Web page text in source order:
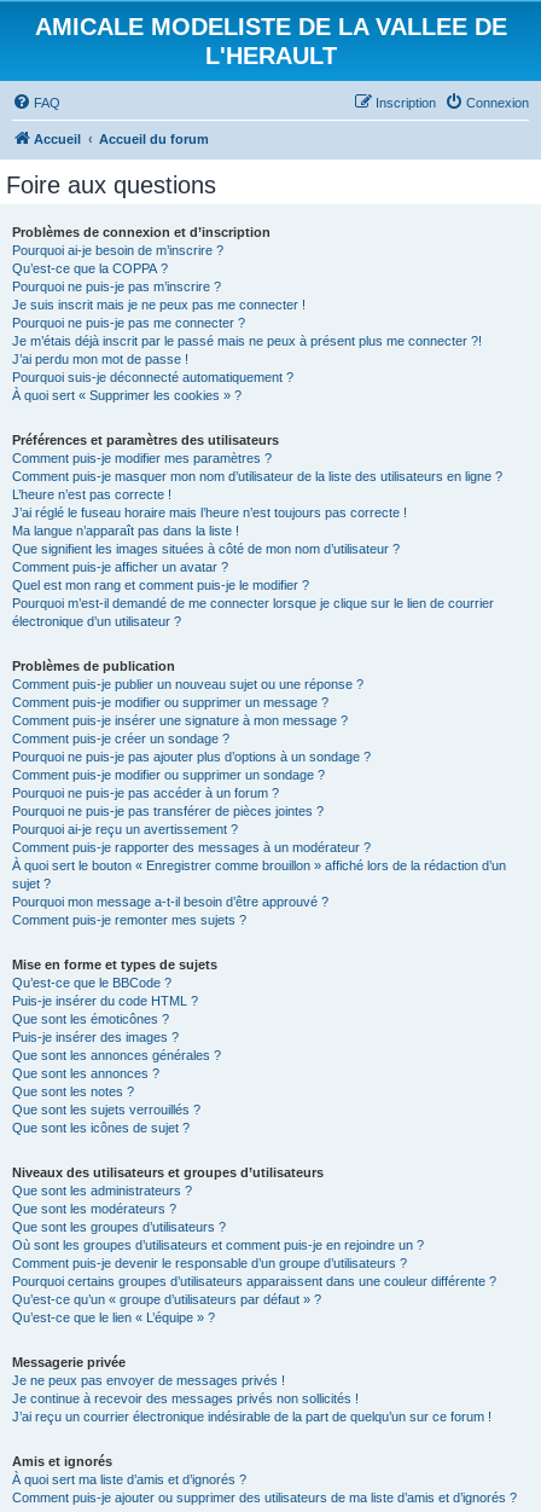
AMICALE MODELISTE DE LA VALLEE DE
L'HERAULT
FAQ Connexion
Inscription
Accueil Accueil du forum
Foire aux questions
Problèmes de connexion et d’inscription
Pourquoi ai-je besoin de m’inscrire ?
Qu’est-ce que la COPPA ?
Pourquoi ne puis-je pas m’inscrire ?
Je suis inscrit mais je ne peux pas me connecter !
Pourquoi ne puis-je pas me connecter ?
Je m’étais déjà inscrit par le passé mais ne peux à présent plus me connecter ?!
J’ai perdu mon mot de passe !
Pourquoi suis-je déconnecté automatiquement ?
À quoi sert « Supprimer les cookies » ?
Préférences et paramètres des utilisateurs
Comment puis-je modifier mes paramètres ?
Comment puis-je masquer mon nom d’utilisateur de la liste des utilisateurs en ligne ?
L’heure n’est pas correcte !
J’ai réglé le fuseau horaire mais l’heure n’est toujours pas correcte !
Ma langue n’apparaît pas dans la liste !
Que signifient les images situées à côté de mon nom d’utilisateur ?
Comment puis-je afficher un avatar ?
Quel est mon rang et comment puis-je le modifier ?
Pourquoi m’est-il demandé de me connecter lorsque je clique sur le lien de courrier
électronique d’un utilisateur ?
Problèmes de publication
Comment puis-je publier un nouveau sujet ou une réponse ?
Comment puis-je modifier ou supprimer un message ?
Comment puis-je insérer une signature à mon message ?
Comment puis-je créer un sondage ?
Pourquoi ne puis-je pas ajouter plus d’options à un sondage ?
Comment puis-je modifier ou supprimer un sondage ?
Pourquoi ne puis-je pas accéder à un forum ?
Pourquoi ne puis-je pas transférer de pièces jointes ?
Pourquoi ai-je reçu un avertissement ?
Comment puis-je rapporter des messages à un modérateur ?
À quoi sert le bouton « Enregistrer comme brouillon » affiché lors de la rédaction d’un
sujet ?
Pourquoi mon message a-t-il besoin d’être approuvé ?
Comment puis-je remonter mes sujets ?
Mise en forme et types de sujets
Qu’est-ce que le BBCode ?
Puis-je insérer du code HTML ?
Que sont les émoticônes ?
Puis-je insérer des images ?
Que sont les annonces générales ?
Que sont les annonces ?
Que sont les notes ?
Que sont les sujets verrouillés ?
Que sont les icônes de sujet ?
Niveaux des utilisateurs et groupes d’utilisateurs
Que sont les administrateurs ?
Que sont les modérateurs ?
Que sont les groupes d’utilisateurs ?
Où sont les groupes d’utilisateurs et comment puis-je en rejoindre un ?
Comment puis-je devenir le responsable d’un groupe d’utilisateurs ?
Pourquoi certains groupes d’utilisateurs apparaissent dans une couleur différente ?
Qu’est-ce qu’un « groupe d’utilisateurs par défaut » ?
Qu’est-ce que le lien « L’équipe » ?
Messagerie privée
Je ne peux pas envoyer de messages privés !
Je continue à recevoir des messages privés non sollicités !
J’ai reçu un courrier électronique indésirable de la part de quelqu’un sur ce forum !
Amis et ignorés
À quoi sert ma liste d’amis et d’ignorés ?
Comment puis-je ajouter ou supprimer des utilisateurs de ma liste d’amis et d’ignorés ?